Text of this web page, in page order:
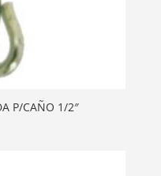
P/CAÑO 1/2″